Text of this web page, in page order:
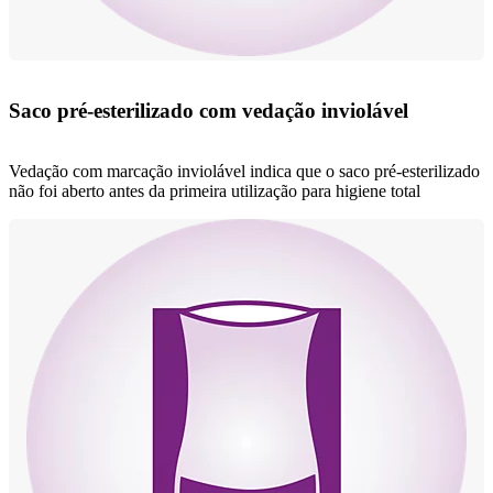
Saco pré-esterilizado com vedação inviolável
Vedação com marcação inviolável indica que o saco pré-esterilizado
não foi aberto antes da primeira utilização para higiene total